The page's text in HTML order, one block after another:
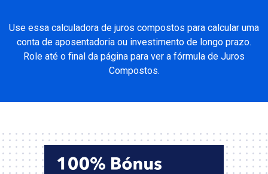
Use essa calculadora de juros compostos para calcular uma
conta de aposentadoria ou investimento de longo prazo.
Role até o final da página para ver a fórmula de Juros
Compostos.